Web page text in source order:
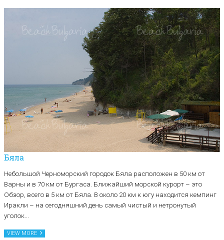
Бяла
Небольшой Черноморский городок Бяла расположен в 50 км от
Варны и в 70 км от Бургаса. Ближайший морской курорт – это
Обзор, всего в 5 км от Бяла. В около 20 км к югу находится кемпинг
Иракли – на сегодняшний день самый чистый и нетронутый
уголок...
VIEW MORE